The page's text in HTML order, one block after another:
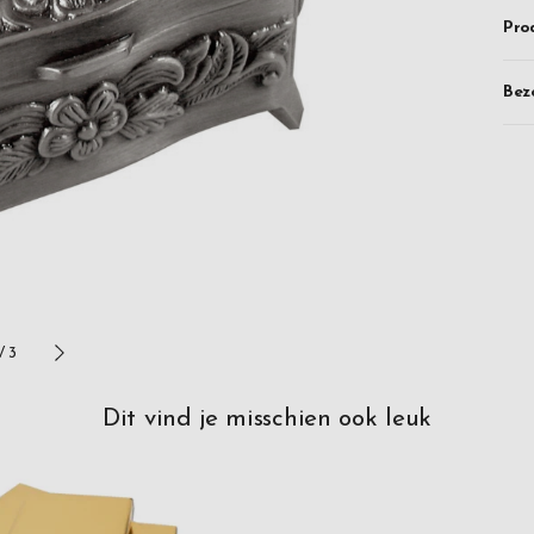
3
Dit vind je misschien ook leuk